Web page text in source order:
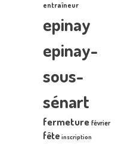
entraîneur
epinay
epinay-
sous-
sénart
fermeture février
fête inscription